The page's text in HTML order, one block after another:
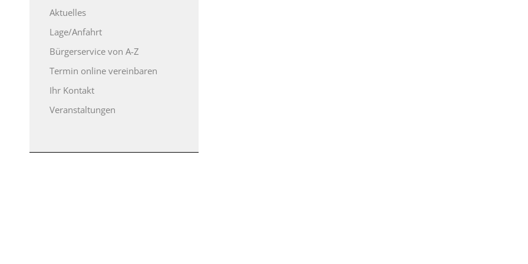
Aktuelles
Lage/Anfahrt
Bürgerservice von A-Z
Termin online vereinbaren
Ihr Kontakt
Veranstaltungen